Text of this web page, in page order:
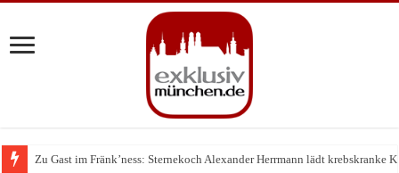
Zu Gast im Fränk’ness: Sternekoch Alexander Herrmann lädt krebskranke
Warum München gerade zum Treffpunkt der Lingerie-Branche wurde